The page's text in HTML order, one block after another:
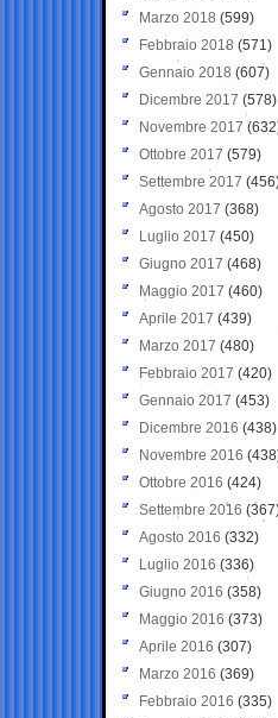
Marzo 2018 (599)
Febbraio 2018 (571)
Gennaio 2018 (607)
Dicembre 2017 (578)
Novembre 2017
Ottobre 2017 (579)
Settembre 2017
Agosto 2017 (368)
Luglio 2017 (450)
Giugno 2017 (468)
Maggio 2017 (460)
Aprile 2017 (439)
Marzo 2017 (480)
Febbraio 2017 (420)
Gennaio 2017 (453)
Dicembre 2016 (438)
Novembre 2016
Ottobre 2016 (424)
Settembre 2016
Agosto 2016 (332)
Luglio 2016 (336)
Giugno 2016 (358)
Maggio 2016 (373)
Aprile 2016 (307)
Marzo 2016 (369)
Febbraio 2016 (335)